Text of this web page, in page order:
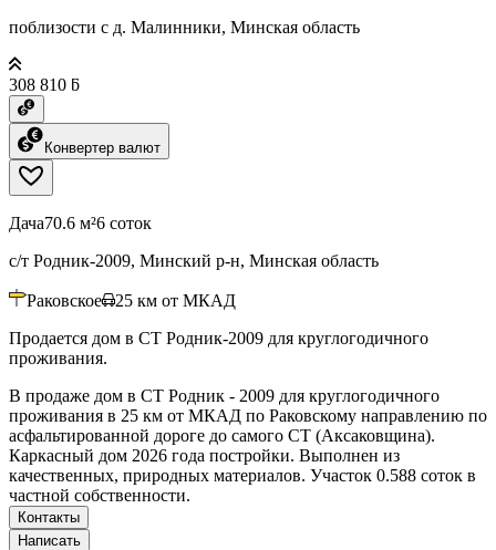
поблизости с д. Малинники, Минская область
308 810 ƃ
Конвертер валют
Дача70.6 м²6 соток
с/т Родник-2009, Минский р-н, Минская область
Раковское 25 км от МКАД
Продается дом в СТ Родник-2009 для круглогодичного
проживания.
В продаже дом в СТ Родник - 2009 для круглогодичного
проживания в 25 км от МКАД по Раковскому направлению по
асфальтированной дороге до самого СТ (Аксаковщина).
Каркасный дом 2026 года постройки. Выполнен из
качественных, природных материалов. Участок 0.588 соток в
частной собственности.
Контакты
Написать